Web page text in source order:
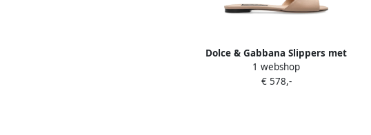
Dolce & Gabbana Slippers met
logodetail Beige
1 webshop
€ 578,-